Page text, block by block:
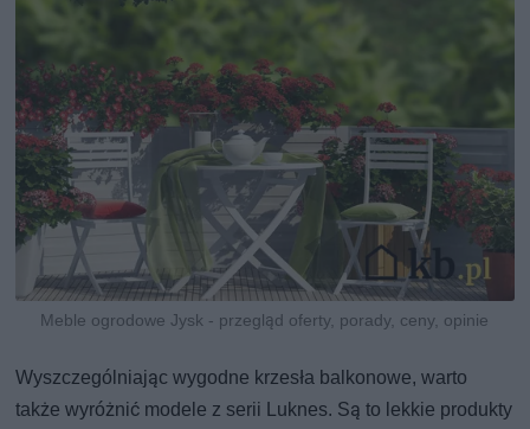
Meble ogrodowe Jysk - przegląd oferty, porady, ceny, opinie
Wyszczególniając wygodne krzesła balkonowe, warto
także wyróżnić modele z serii Luknes. Są to lekkie produkty